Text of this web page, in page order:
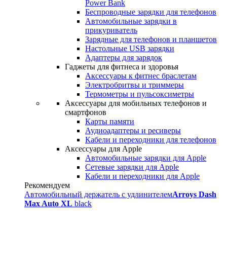
Power Bank
Беспроводные зарядки для телефонов
Автомобильные зарядки в
прикуриватель
Зарядные для телефонов и планшетов
Настольные USB зарядки
Адаптеры для зарядок
Гаджеты для фитнеса и здоровья
Аксессуары к фитнес браслетам
Электробритвы и триммеры
Термометры и пульсоксиметры
Аксессуары для мобильных телефонов и
смартфонов
Карты памяти
Аудиоадаптеры и ресиверы
Кабели и переходники для телефонов
Аксессуары для Apple
Автомобильные зарядки для Apple
Сетевые зарядки для Apple
Кабели и переходники для Apple
Рекомендуем
Автомобильный держатель с удлинителемArroys Dash
Max Auto XL black